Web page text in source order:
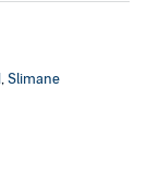
,Slimane